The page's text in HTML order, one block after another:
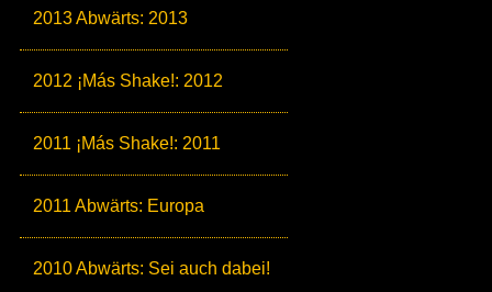
2013 Abwärts: 2013
2012 ¡Más Shake!: 2012
2011 ¡Más Shake!: 2011
2011 Abwärts: Europa
2010 Abwärts: Sei auch dabei!